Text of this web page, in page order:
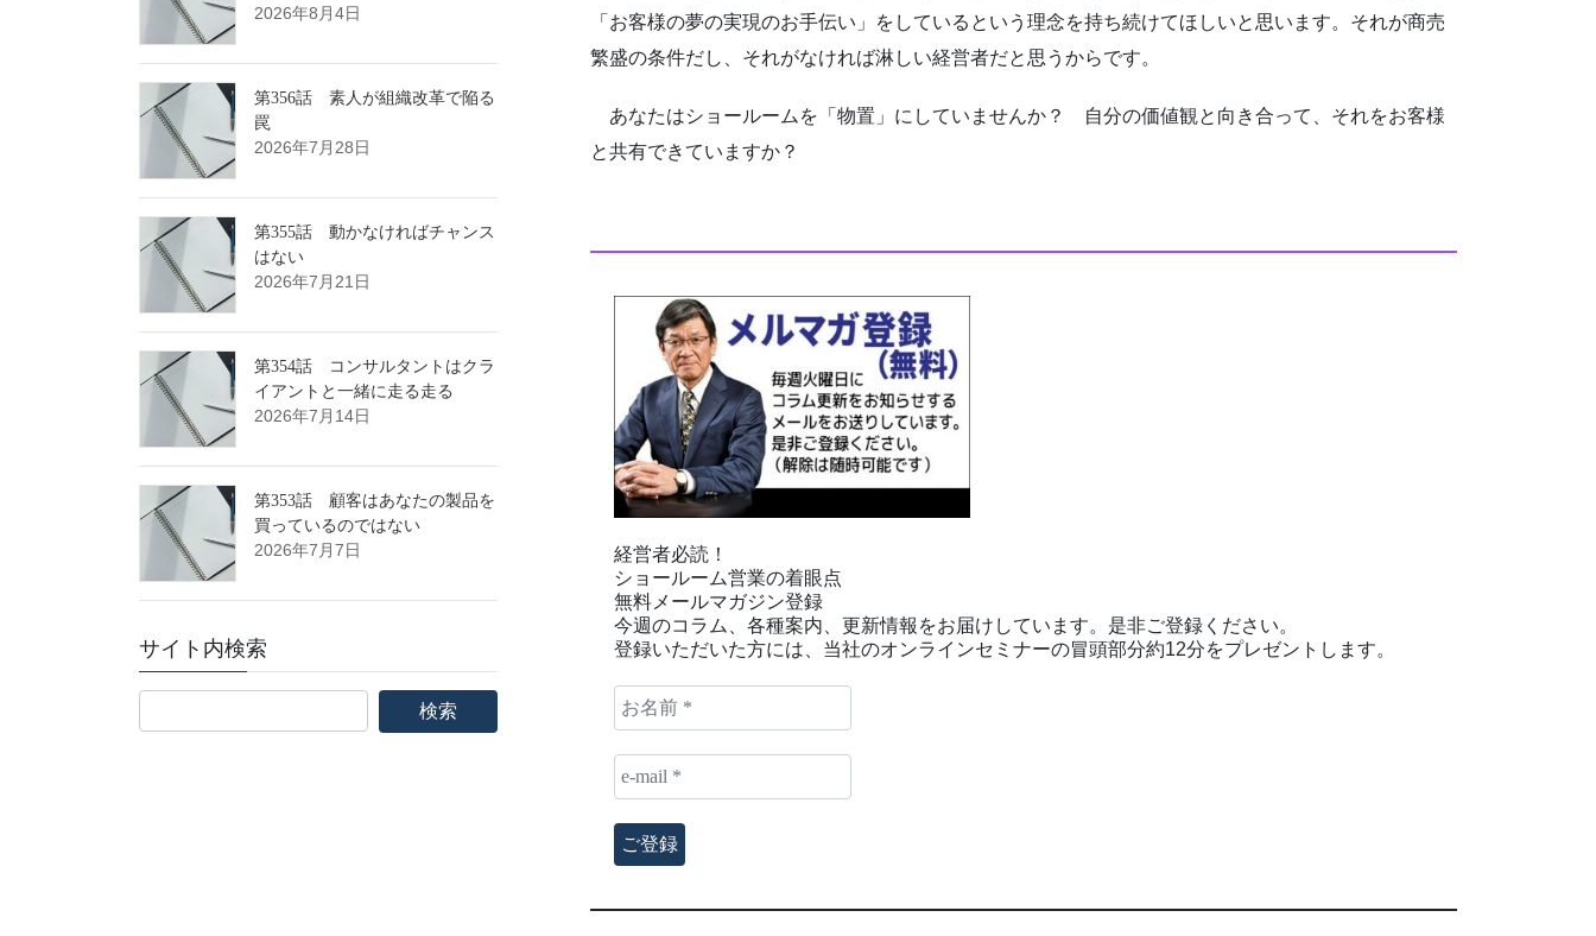
「お客様の夢の実現のお手伝い」をしているという理念を持ち続けてほしいと思います。それが商売
繁盛の条件だし、それがなければ淋しい経営者だと思うからです。
あなたはショールームを「物置」にしていませんか？ 自分の価値観と向き合って、それをお客様
と共有できていますか？
経営者必読！
ショールーム営業の着眼点
無料メールマガジン登録
今週のコラム、各種案内、更新情報をお届けしています。是非ご登録ください。
登録いただいた方には、当社のオンラインセミナーの冒頭部分約12分をプレゼントします。
お
名
e-
mail
2026年8月4日
第356話 素人が組織改革で陥る
罠
2026年7月28日
第355話 動かなければチャンス
はない
2026年7月21日
第354話 コンサルタントはクラ
イアントと一緒に走る走る
2026年7月14日
第353話 顧客はあなたの製品を
買っているのではない
2026年7月7日
サイト内検索